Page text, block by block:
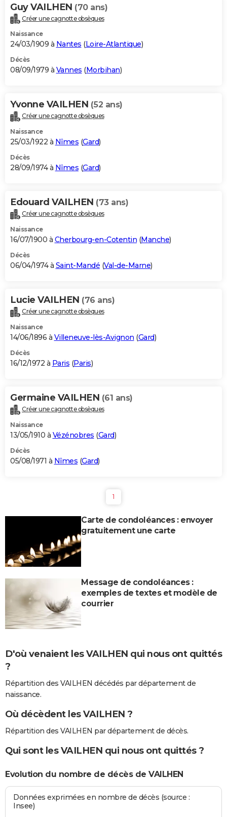
Guy VAILHEN (70 ans)
Créer une cagnotte obsèques
Naissance
24/03/1909 à Nantes (Loire-Atlantique)
Décès
08/09/1979 à Vannes (Morbihan)
Yvonne VAILHEN (52 ans)
Créer une cagnotte obsèques
Naissance
25/03/1922 à Nîmes (Gard)
Décès
28/09/1974 à Nîmes (Gard)
Edouard VAILHEN (73 ans)
Créer une cagnotte obsèques
Naissance
16/07/1900 à Cherbourg-en-Cotentin (Manche)
Décès
06/04/1974 à Saint-Mandé (Val-de-Marne)
Lucie VAILHEN (76 ans)
Créer une cagnotte obsèques
Naissance
14/06/1896 à Villeneuve-lès-Avignon (Gard)
Décès
16/12/1972 à Paris (Paris)
Germaine VAILHEN (61 ans)
Créer une cagnotte obsèques
Naissance
13/05/1910 à Vézénobres (Gard)
Décès
05/08/1971 à Nîmes (Gard)
1
Carte de condoléances : envoyer
gratuitement une carte
Message de condoléances :
exemples de textes et modèle de
courrier
D'où venaient les VAILHEN qui nous ont quittés
?
Répartition des VAILHEN décédés par département de
naissance.
Où décèdent les VAILHEN ?
Répartition des VAILHEN par département de décès.
Qui sont les VAILHEN qui nous ont quittés ?
Evolution du nombre de décès de VAILHEN
Données exprimées en nombre de décès (source :
Insee)